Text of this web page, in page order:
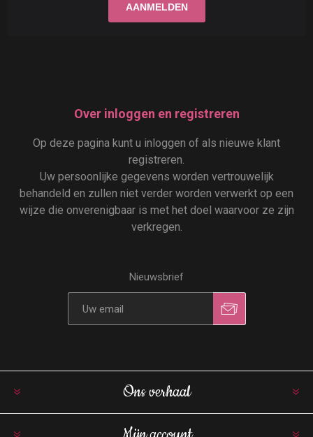
Over inloggen en registreren
Op deze pagina kunt u inloggen of als nieuwe klant
registreren.
Uw persoonlijke gegevens worden vertrouwelijk
behandeld en zullen niet verder worden verwerkt op een
wijze die onverenigbaar is met het doel waarvoor ze zijn
verkregen.
Nieuwsbrief
Ons verhaal